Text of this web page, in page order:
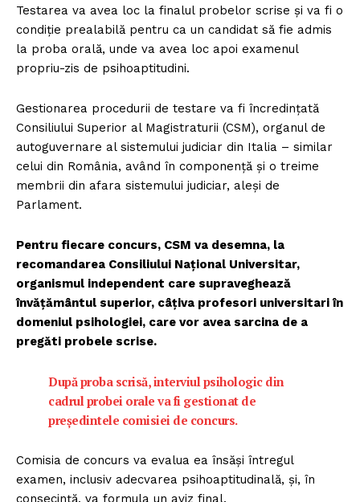
Testarea va avea loc la finalul probelor scrise și va fi o
condiție prealabilă pentru ca un candidat să fie admis
la proba orală, unde va avea loc apoi examenul
propriu-zis de psihoaptitudini.
Gestionarea procedurii de testare va fi încredințată
Consiliului Superior al Magistraturii (CSM), organul de
autoguvernare al sistemului judiciar din Italia – similar
celui din România, având în componență și o treime
membrii din afara sistemului judiciar, aleși de
Parlament.
Pentru fiecare concurs, CSM va desemna, la
recomandarea Consiliului Național Universitar,
organismul independent care supraveghează
învățământul superior, câțiva profesori universitari în
domeniul psihologiei, care vor avea sarcina de a
pregăti probele scrise.
După proba scrisă, interviul psihologic din
cadrul probei orale va fi gestionat de
președintele comisiei de concurs.
Comisia de concurs va evalua ea însăși întregul
examen, inclusiv adecvarea psihoaptitudinală, și, în
consecință, va formula un aviz final.